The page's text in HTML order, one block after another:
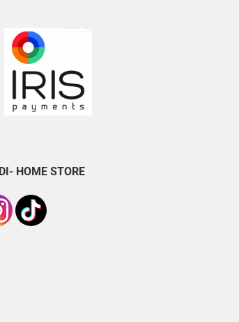
DI- HOME STORE